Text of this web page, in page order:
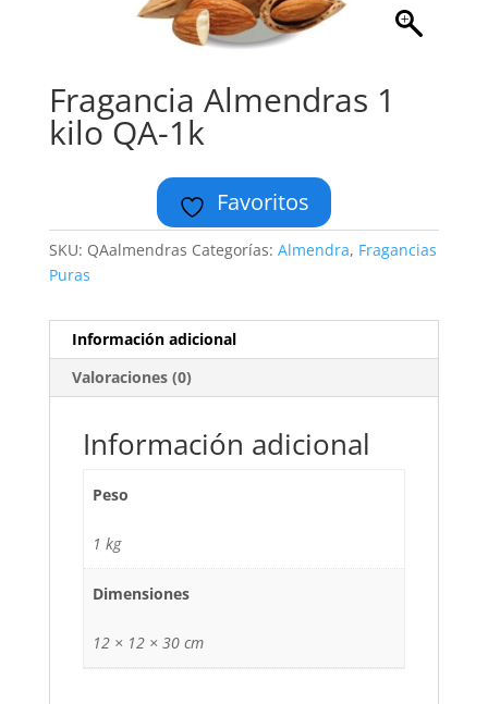
Fragancia Almendras 1
kilo QA-1k
Favoritos
SKU: QAalmendras Categorías: Almendra, Fragancias
Puras
Información adicional
Valoraciones (0)
Información adicional
Peso
1 kg
Dimensiones
12 × 12 × 30 cm